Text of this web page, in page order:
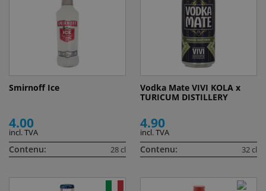
Smirnoff Ice
4.00
incl. TVA
Contenu: 28 cl
Vodka Mate VIVI KOLA x
TURICUM DISTILLERY
4.90
incl. TVA
Contenu: 32 cl